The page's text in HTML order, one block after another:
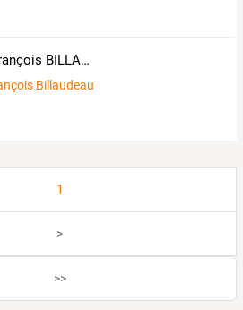
Jean-François BILLAUDEAU Médium
Billaudeau
1
>
>>